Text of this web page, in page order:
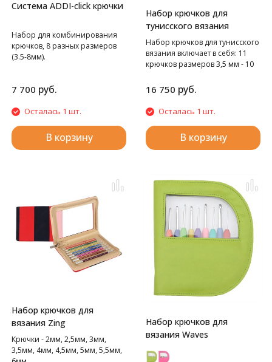
Система ADDI-click крючки
Набор для комбинирования
крючков, 8 разных размеров
(3.5-8мм).
7 700 руб.
Осталась 1 шт.
В корзину
Набор крючков для
тунисского вязания
Набор крючков для тунисского
вязания включает в себя: 11
крючков размеров 3,5 мм - 10
красных кабеля TWIST [S] (два
20 см, один 35 см и один 55
см), 4 стоппера, 4 адаптера, 2
соединителя, ключи для
фиксации и измеритель.
Крючки изготовлены из
бамбука, имеют заостренную
нержавеющей стали. Размер
наносится на каждый крючок
лазером. Для крючков 14,5см.
16 750 руб.
Осталась 1 шт.
В корзину
Набор крючков для
вязания Zing
Крючки - 2мм, 2,5мм, 3мм,
3,5мм, 4мм, 4,5мм, 5мм, 5,5мм,
Набор крючков для
вязания Waves